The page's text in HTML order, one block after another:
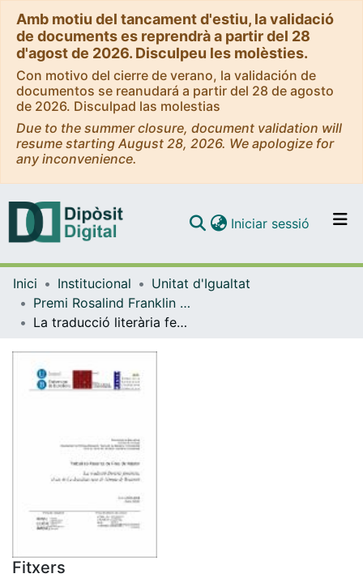
Amb motiu del tancament d'estiu, la validació
de documents es reprendrà a partir del 28
d'agost de 2026. Disculpeu les molèsties.
Con motivo del cierre de verano, la validación de
documentos se reanudará a partir del 28 de agosto
de 2026. Disculpad las molestias
Due to the summer closure, document validation will
resume starting August 28, 2026. We apologize for
any inconvenience.
Navega per tot el DD
Iniciar sessió (current)
Inici Institucional
Unitat d'Igualtat
Premi Rosalind Franklin al millor Treball Final de Màster amb perspectiva de gènere
La traducció literària feminista: el cas de Le deuxième sexe de Simone de Beauvoir
Fitxers